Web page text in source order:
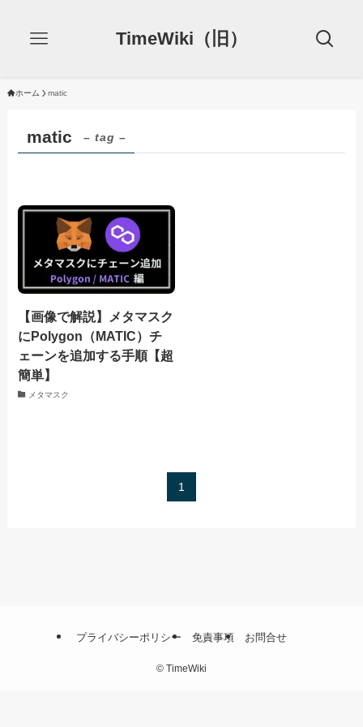
TimeWiki（旧）
ホーム matic
matic – tag –
【画像で解説】メタマスク
にPolygon（MATIC）チ
ェーンを追加する手順【超
簡単】
メタマスク
1
プライバシーポリシー 免責事項 お問合せ
© TimeWiki